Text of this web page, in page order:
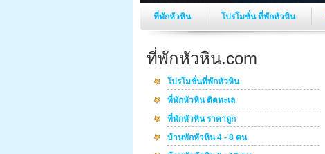
ที่พักหัวหิน โปรโมชั่น ที่พักหัวหิน
ที่พักหัวหิน.com
โปรโมชั่นที่พักหัวหิน
ที่พักหัวหิน ติดทะเล
ที่พักหัวหิน ราคาถูก
บ้านพักหัวหิน 4 - 8 คน